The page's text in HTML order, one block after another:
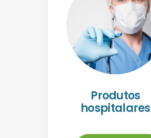
Produtos
hospitalares